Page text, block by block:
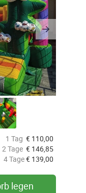
Next
1 Tag € 110,00
2 Tage € 146,85
4 Tage€ 139,00
legen